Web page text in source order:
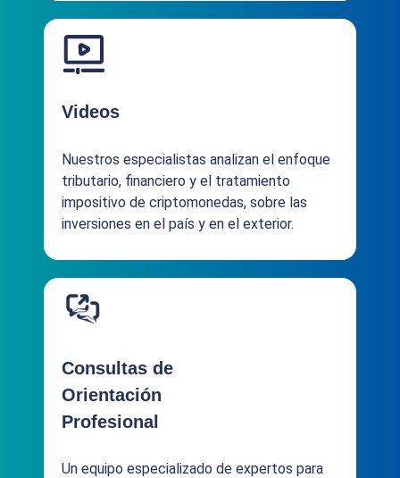
Videos
Nuestros especialistas analizan el enfoque
tributario, financiero y el tratamiento
impositivo de criptomonedas, sobre las
inversiones en el país y en el exterior.
Consultas de
Orientación
Profesional
Un equipo especializado de expertos para